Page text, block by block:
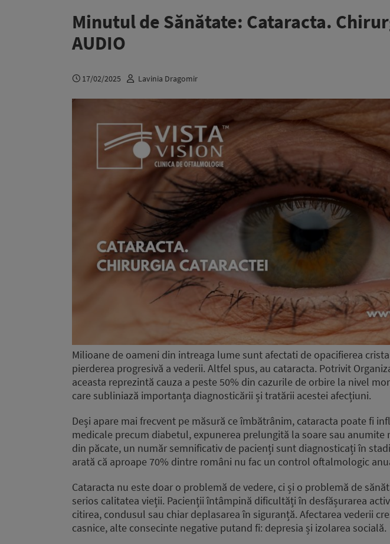
Minutul de Sănătate: Cataracta.
AUDIO
17/02/2025 Lavinia Dragomir
Milioane de oameni din intreaga lume sunt afectati de opacifierea
pierderea progresivă a vederii. Altfel spus, au cataracta. Potrivit
aceasta reprezintă cauza a peste 50% din cazurile de orbire la nivel
care subliniază importanța diagnosticării și tratării acestei afecțiuni.
Deși apare mai frecvent pe măsură ce îmbătrânim, cataracta poate fi
medicale precum diabetul, expunerea prelungită la soare sau anumite
din păcate, un număr semnificativ de pacienți sunt diagnosticați în
arată că aproape 70% dintre români nu fac un control oftalmologic
Cataracta nu este doar o problemă de vedere, ci și o problemă de
serios calitatea vieții. Pacienții întâmpină dificultăți în desfășurarea
citirea, condusul sau chiar deplasarea în siguranță. Afectarea vederii
casnice, alte consecinte negative putand fi: depresia și izolarea socială.